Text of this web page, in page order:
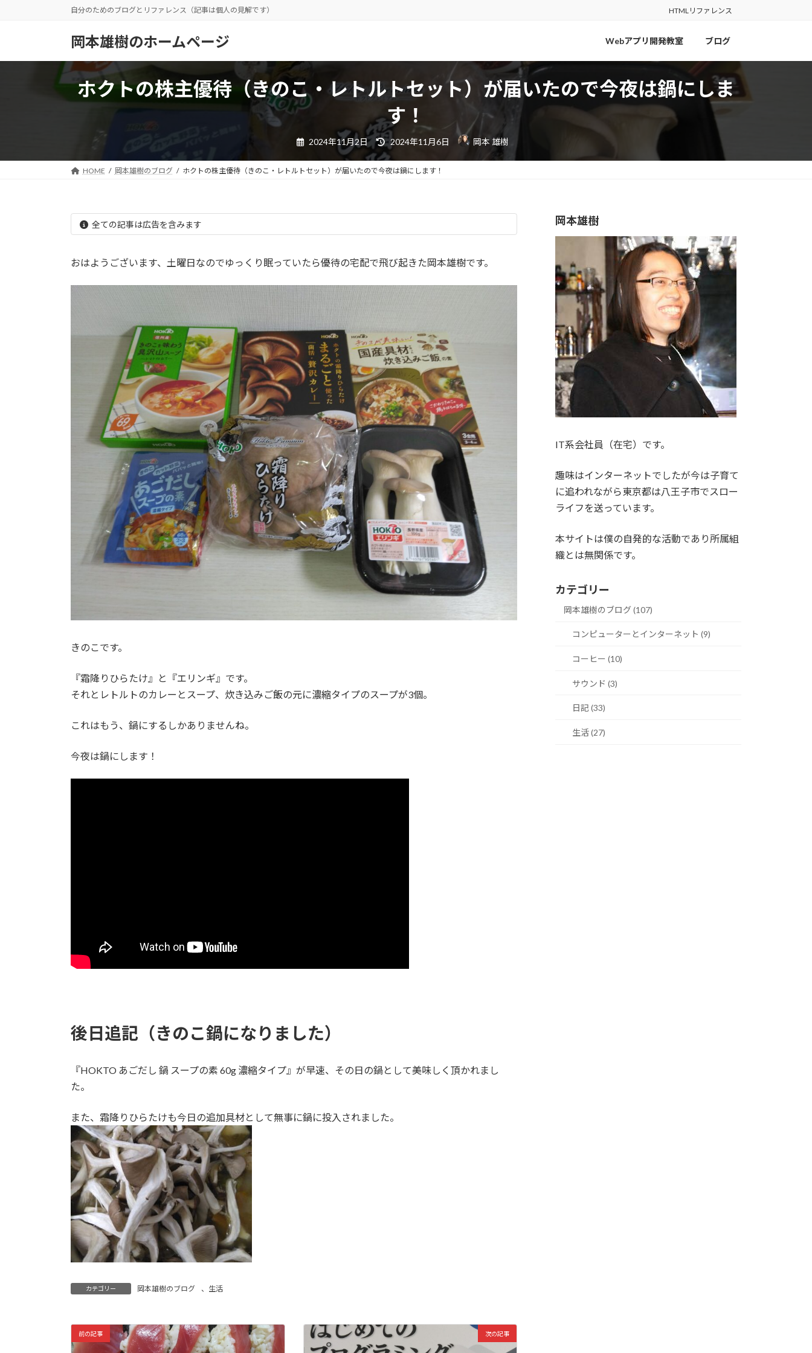
ツ
シ
自分のためのブログとリファレンス（記事は個人の見解です） HTMLリファレンス
岡本雄樹のホームページ Webアプリ開発教室 ブログ
ホクトの株主優待（きのこ・レトルトセット）が届いたので今夜は鍋にしま
す！
2024年11月2日
最
終
更
新
日
2024年11月6日 岡本 雄樹
HOME 岡本雄樹のブログ ホクトの株主優待（きのこ・レトルトセット）が届いたので今夜は鍋にします！
全ての記事は広告を含みます
おはようございます、土曜日なのでゆっくり眠っていたら優待の宅配で飛び起きた岡本雄樹です。
きのこです。
『霜降りひらたけ』と『エリンギ』です。
それとレトルトのカレーとスープ、炊き込みご飯の元に濃縮タイプのスープが3個。
これはもう、鍋にするしかありませんね。
今夜は鍋にします！
後日追記（きのこ鍋になりました）
『HOKTO あごだし 鍋 スープの素 60g 濃縮タイプ』が早速、その日の鍋として美味しく頂かれまし
た。
また、霜降りひらたけも今日の追加具材として無事に鍋に投入されました。
カテゴリー 岡本雄樹のブログ 、 生活
前の記事 次の記事
岡本雄樹
IT系会社員（在宅）です。
趣味はインターネットでしたが今は子育て
に追われながら東京都は八王子市でスロー
ライフを送っています。
本サイトは僕の自発的な活動であり所属組
織とは無関係です。
カテゴリー
岡本雄樹のブログ (107)
コンピューターとインターネット (9)
コーヒー (10)
サウンド (3)
日記 (33)
生活 (27)